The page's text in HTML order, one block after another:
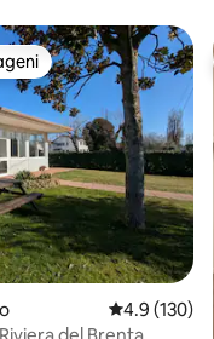
ya 5, tathmini 18
Ukadiriaji
4.9 (130)